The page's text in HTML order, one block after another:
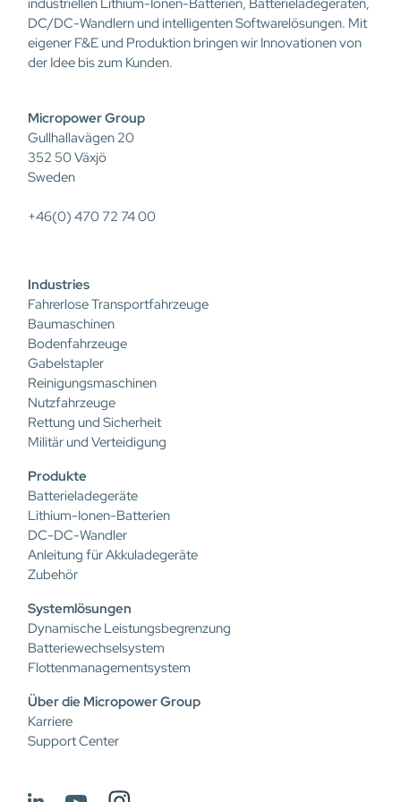
industriellen Lithium-Ionen-Batterien, Batterieladegeräten,
DC/DC-Wandlern und intelligenten Softwarelösungen. Mit
eigener F&E und Produktion bringen wir Innovationen von
der Idee bis zum Kunden.
Micropower Group
Gullhallavägen 20
352 50 Växjö
Sweden
+46(0) 470 72 74 00
Industries
Fahrerlose Transportfahrzeuge
Baumaschinen
Bodenfahrzeuge
Gabelstapler
Reinigungsmaschinen
Nutzfahrzeuge
Rettung und Sicherheit
Militär und Verteidigung
Produkte
Batterieladegeräte
Lithium-Ionen-Batterien
DC-DC-Wandler
Anleitung für Akkuladegeräte
Zubehör
Systemlösungen
Dynamische Leistungsbegrenzung
Batteriewechselsystem
Flottenmanagementsystem
Über die Micropower Group
Karriere
Support Center